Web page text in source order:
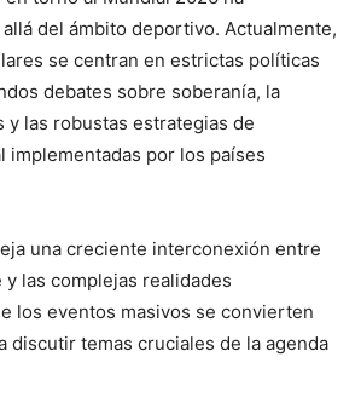
del ámbito deportivo. Actualmente,
se centran en estrictas políticas
debates sobre soberanía, la
y las robustas estrategias de
implementadas por los países
una creciente interconexión entre
las complejas realidades
los eventos masivos se convierten
discutir temas cruciales de la agenda